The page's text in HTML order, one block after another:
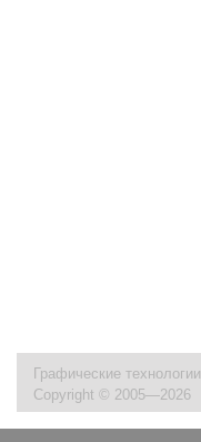
Графические технологии
Copyright © 2005—2026